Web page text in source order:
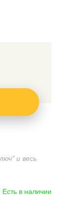
Есть в наличии
и весь